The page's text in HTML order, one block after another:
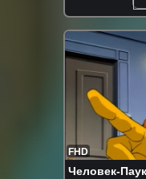
FHD
Человек-